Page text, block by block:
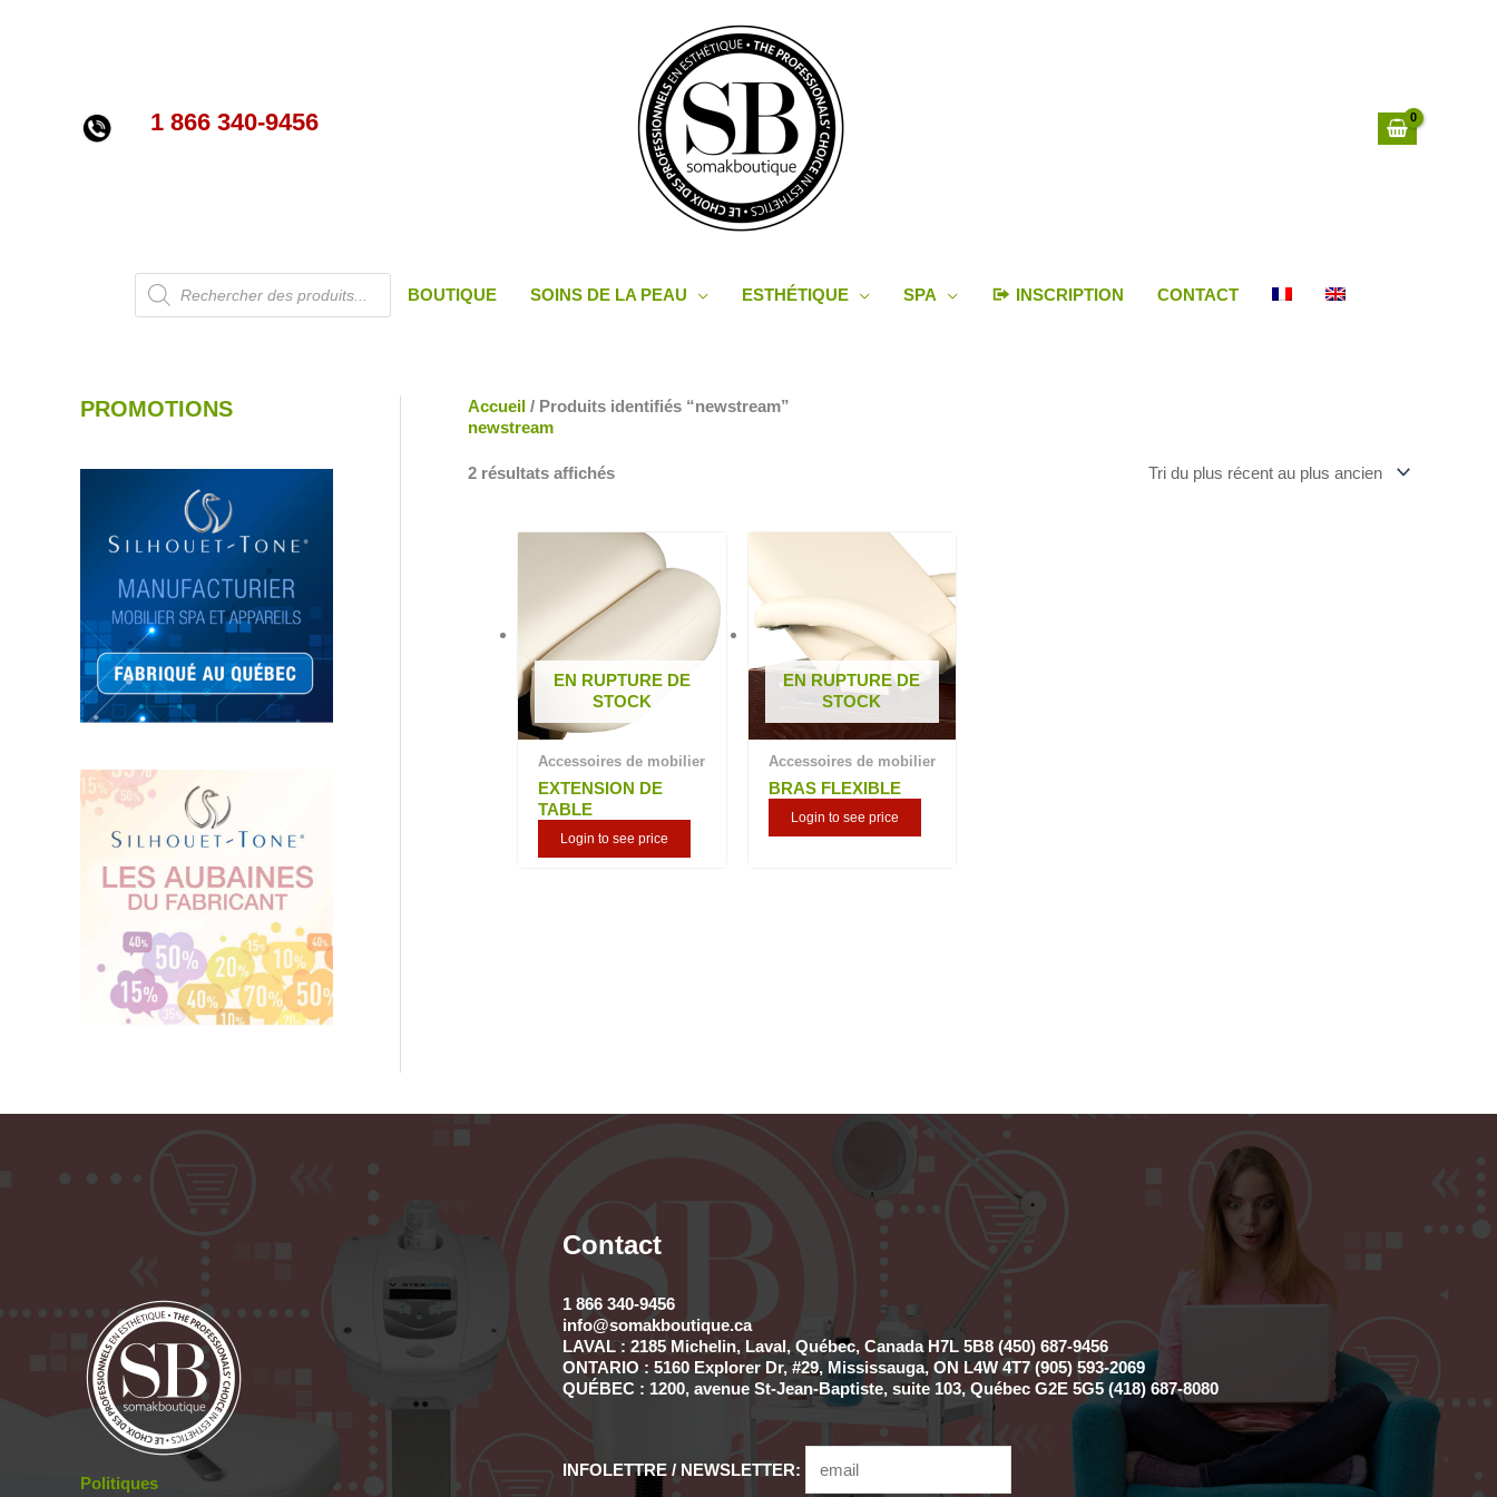
1 866 340-9456
Recherche
de
produits
BOUTIQUE SOINS DE LA PEAU ESTHÉTIQUE SPA INSCRIPTION CONTACT
PROMOTIONS Accueil / Produits identifiés “newstream”
newstream
2 résultats affichés
Trié
récent
ancien
EN RUPTURE DE
STOCK
Accessoires de mobilier
EXTENSION DE
TABLE
Login to see price
EN RUPTURE DE
STOCK
Accessoires de mobilier
BRAS FLEXIBLE
Login to see price
Politiques
Contact
1 866 340-9456
info@somakboutique.ca
LAVAL : 2185 Michelin, Laval, Québec, Canada H7L 5B8 (450) 687-9456
ONTARIO : 5160 Explorer Dr, #29, Mississauga, ON L4W 4T7 (905) 593-2069
QUÉBEC : 1200, avenue St-Jean-Baptiste, suite 103, Québec G2E 5G5 (418) 687-8080
INFOLETTRE / NEWSLETTER: